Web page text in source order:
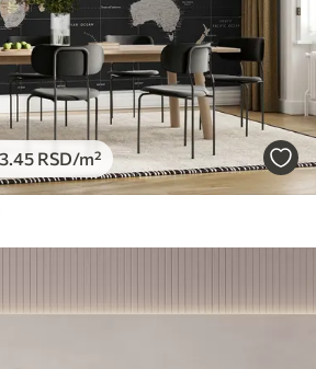
.45 RSD/m²